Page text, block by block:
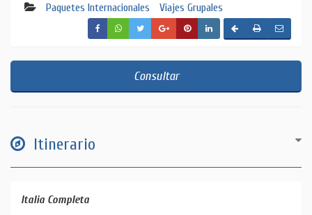
Paquetes Internacionales Viajes Grupales
Consultar
Itinerario
Italia Completa